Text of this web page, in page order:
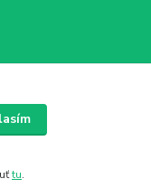
tu.